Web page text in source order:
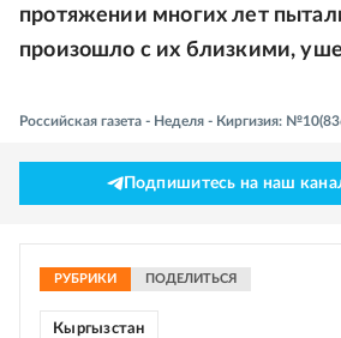
протяжении многих лет
произошло с их близкими,
Российская газета - Неделя - Киргизия:
Подпишитесь на наш
РУБРИКИ ПОДЕЛИТЬСЯ
Кыргызстан